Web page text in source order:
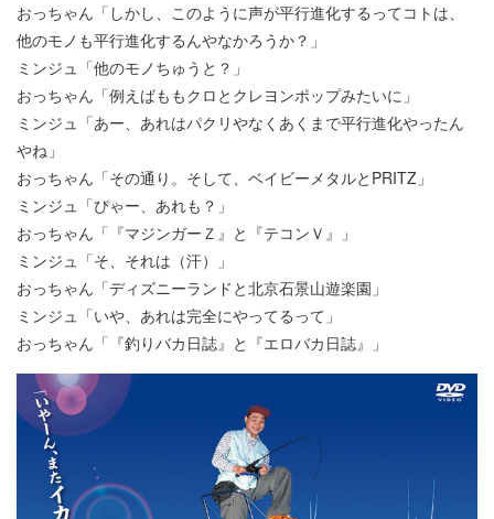
おっちゃん「しかし、このように声が平行進化するってコトは、
他のモノも平行進化するんやなかろうか？」
ミンジュ「他のモノちゅうと？」
おっちゃん「例えばももクロとクレヨンポップみたいに」
ミンジュ「あー、あれはパクリやなくあくまで平行進化やったん
やね」
おっちゃん「その通り。そして、ベイビーメタルとPRITZ」
ミンジュ「ぴゃー、あれも？」
おっちゃん「『マジンガーＺ』と『テコンＶ』」
ミンジュ「そ、それは（汗）」
おっちゃん「ディズニーランドと北京石景山遊楽園」
ミンジュ「いや、あれは完全にやってるって」
おっちゃん「『釣りバカ日誌』と『エロバカ日誌』」